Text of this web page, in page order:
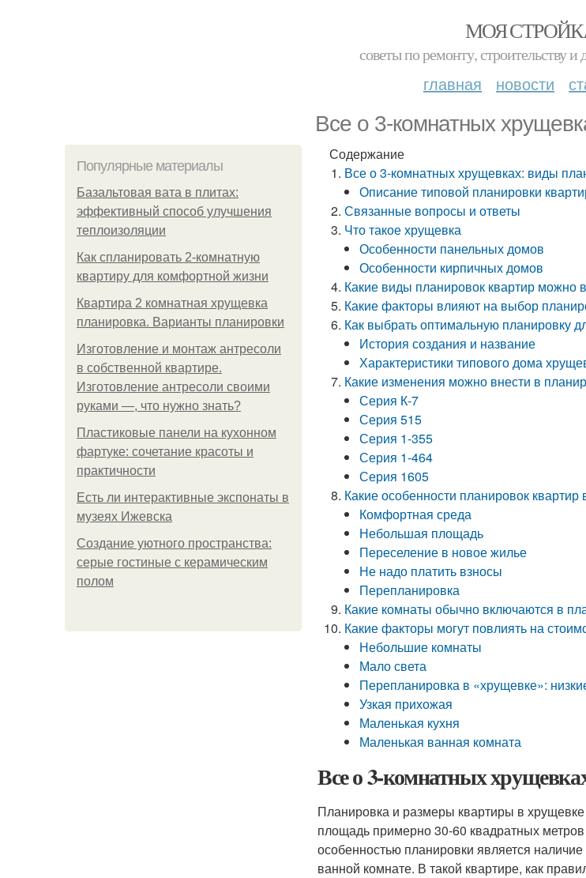
МОЯ
советы по ремонту, строительству и
главная новости
Все о 3-комнатных
Популярные материалы
Базальтовая вата в плитах:
эффективный способ улучшения
теплоизоляции
Как спланировать 2-комнатную
квартиру для комфортной жизни
Квартира 2 комнатная хрущевка
планировка. Варианты планировки
Изготовление и монтаж антресоли
в собственной квартире.
Изготовление антресоли своими
руками —, что нужно знать?
Пластиковые панели на кухонном
фартуке: сочетание красоты и
практичности
Есть ли интерактивные экспонаты в
музеях Ижевска
Создание уютного пространства:
серые гостиные с керамическим
полом
Содержание
Все о 3-комнатных хрущевках: виды
Описание типовой планировки
Связанные вопросы и ответы
Что такое хрущевка
Особенности панельных домов
Особенности кирпичных домов
Какие виды планировок квартир можно
Какие факторы влияют на выбор
Как выбрать оптимальную планировку
История создания и название
Характеристики типового дома
Какие изменения можно внести в
Серия К-7
Серия 515
Серия 1-355
Серия 1-464
Серия 1605
Какие особенности планировок
Комфортная среда
Небольшая площадь
Переселение в новое жилье
Не надо платить взносы
Перепланировка
Какие комнаты обычно включаются в
Какие факторы могут повлиять на
Небольшие комнаты
Мало света
Перепланировка в «хрущевке»:
Узкая прихожая
Маленькая кухня
Маленькая ванная комната
Все о 3-комнатных
Планировка и размеры квартиры в
площадь примерно 30-60 квадратных
особенностью планировки является
ванной комнате. В такой квартире, как